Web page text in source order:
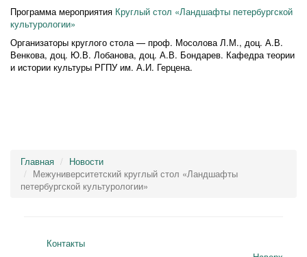
Программа мероприятия Круглый стол «Ландшафты петербургской
культурологии»
Организаторы круглого стола — проф. Мосолова Л.М., доц. А.В.
Венкова, доц. Ю.В. Лобанова, доц. А.В. Бондарев. Кафедра теории
и истории культуры РГПУ им. А.И. Герцена.
Главная
Новости
Межуниверситетский круглый стол «Ландшафты
петербургской культурологии»
Контакты